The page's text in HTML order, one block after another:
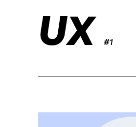
UX #1